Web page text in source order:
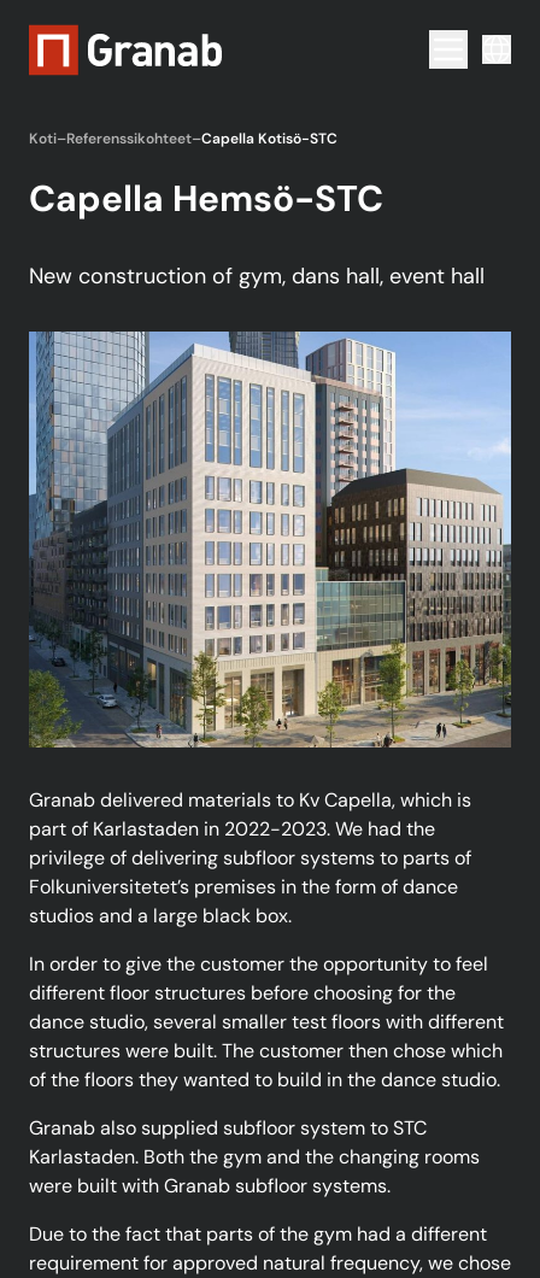
Menu
Koti–Referenssikohteet–Capella Kotisö-STC
Capella Hemsö-STC
New construction of gym, dans hall, event hall
Granab delivered materials to Kv Capella, which is
part of Karlastaden in 2022-2023. We had the
privilege of delivering subfloor systems to parts of
Folkuniversitetet’s premises in the form of dance
studios and a large black box.
In order to give the customer the opportunity to feel
different floor structures before choosing for the
dance studio, several smaller test floors with different
structures were built. The customer then chose which
of the floors they wanted to build in the dance studio.
Granab also supplied subfloor system to STC
Karlastaden. Both the gym and the changing rooms
were built with Granab subfloor systems.
Due to the fact that parts of the gym had a different
requirement for approved natural frequency, we chose